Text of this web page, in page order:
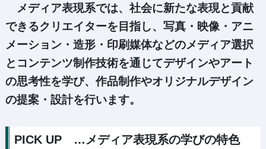
メディア表現系では、社会に新たな表現と貢献
できるクリエイターを目指し、写真・映像・アニ
メーション・造形・印刷媒体などのメディア選択
とコンテンツ制作技術を通じてデザインやアート
の思考性を学び、作品制作やオリジナルデザイン
の提案・設計を行います。
PICK UP …メディア表現系の学びの特色